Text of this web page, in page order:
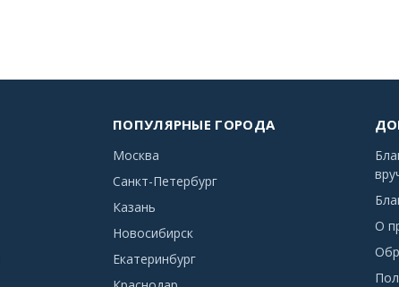
ПОПУЛЯРНЫЕ ГОРОДА
Москва
Санкт-Петербург
Казань
Новосибирск
Екатеринбург
О